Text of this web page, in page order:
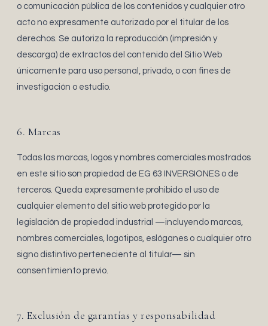
o comunicación pública de los contenidos y cualquier otro
acto no expresamente autorizado por el titular de los
derechos. Se autoriza la reproducción (impresión y
descarga) de extractos del contenido del Sitio Web
únicamente para uso personal, privado, o con fines de
investigación o estudio.
6. Marcas
Todas las marcas, logos y nombres comerciales mostrados
en este sitio son propiedad de EG 63 INVERSIONES o de
terceros. Queda expresamente prohibido el uso de
cualquier elemento del sitio web protegido por la
legislación de propiedad industrial —incluyendo marcas,
nombres comerciales, logotipos, eslóganes o cualquier otro
signo distintivo perteneciente al titular— sin
consentimiento previo.
7. Exclusión de garantías y responsabilidad